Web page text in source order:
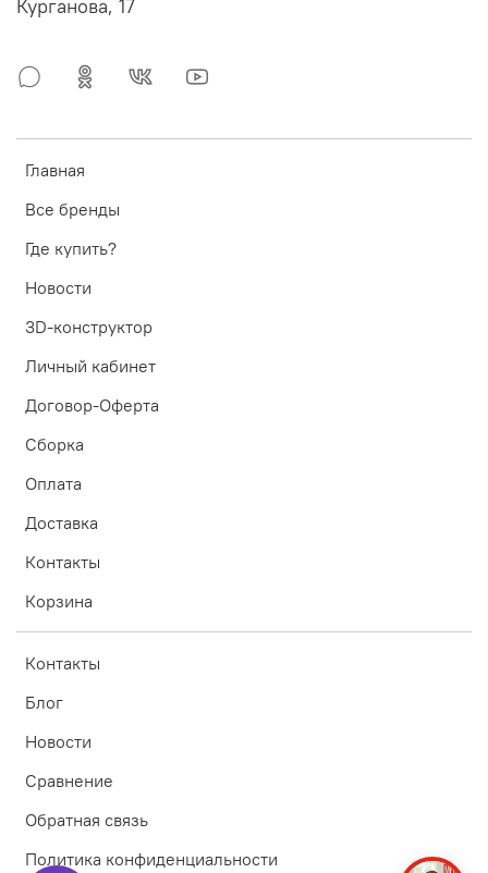
Главная
Все бренды
Где купить?
Новости
3D-конструктор
Личный кабинет
Договор-Оферта
Сборка
Оплата
Доставка
Контакты
Корзина
Контакты
Блог
Новости
Сравнение
Обратная связь
Политика конфиденциальности
Курганова, 17